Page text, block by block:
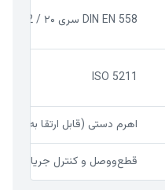
DIN EN 558 سری ۲۰ / ISO 5752 سری ۲۰ (DIN 3202 P3 K1)
ISO 5211
اهرم دستی (قابل ارتقا به
قطع‌ووصل و کنترل جریان آب